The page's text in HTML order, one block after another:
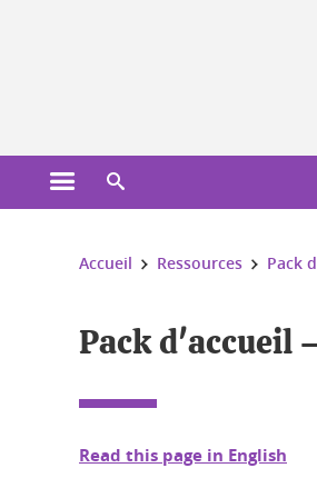
Ouvrir le menu principal
Vous êtes ici :
Accueil Ressources Pack
Pack d'accueil
Read this page in English